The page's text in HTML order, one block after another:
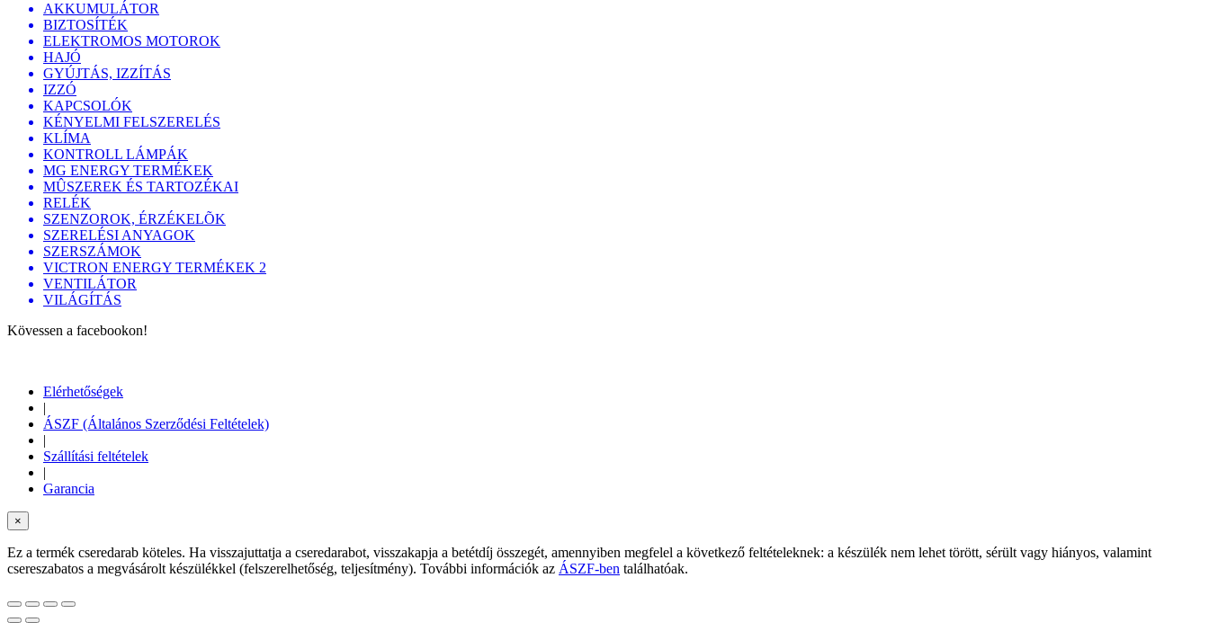
AKKUMULÁTOR
BIZTOSÍTÉK
ELEKTROMOS MOTOROK
HAJÓ
GYÚJTÁS, IZZÍTÁS
IZZÓ
KAPCSOLÓK
KÉNYELMI FELSZERELÉS
KLÍMA
KONTROLL LÁMPÁK
MG ENERGY TERMÉKEK
MÛSZEREK ÉS TARTOZÉKAI
RELÉK
SZENZOROK, ÉRZÉKELÕK
SZERELÉSI ANYAGOK
SZERSZÁMOK
VICTRON ENERGY TERMÉKEK 2
VENTILÁTOR
VILÁGÍTÁS
Kövessen a facebookon!
Elérhetőségek
|
ÁSZF (Általános Szerződési Feltételek)
|
Szállítási feltételek
|
Garancia
×
Ez a termék cseredarab köteles. Ha visszajuttatja a cseredarabot, visszakapja a betétdíj összegét, amennyiben megfelel a következő feltételeknek: a készülék nem lehet törött, sérült vagy hiányos, valamint
csereszabatos a megvásárolt készülékkel (felszerelhetőség, teljesítmény). További információk az ÁSZF-ben találhatóak.